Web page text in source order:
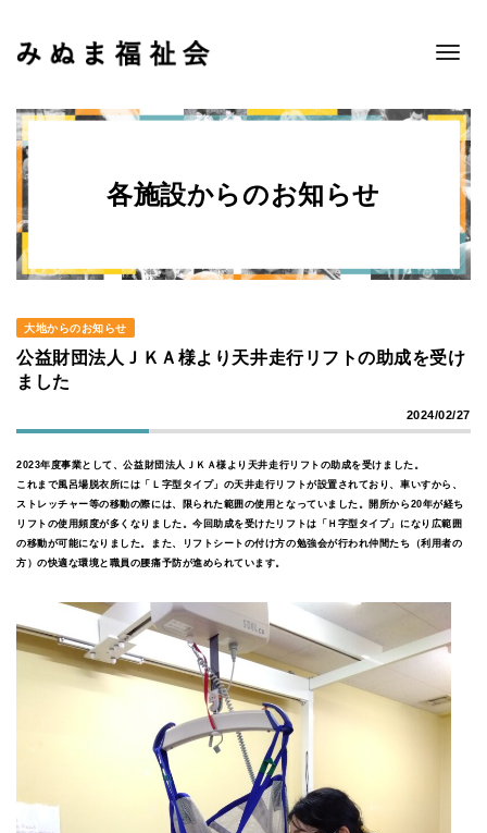
Toggle
各施設からのお知らせ
大地からのお知らせ
公益財団法人ＪＫＡ様より天井走行リフトの助成を受け
ました
2024/02/27
2023年度事業として、公益財団法人ＪＫＡ様より天井走行リフトの助成を受けました。
これまで風呂場脱衣所には「Ｌ字型タイプ」の天井走行リフトが設置されており、車いすから、
ストレッチャー等の移動の際には、限られた範囲の使用となっていました。開所から20年が経ち
リフトの使用頻度が多くなりました。今回助成を受けたリフトは「Ｈ字型タイプ」になり広範囲
の移動が可能になりました。また、リフトシートの付け方の勉強会が行われ仲間たち（利用者の
方）の快適な環境と職員の腰痛予防が進められています。